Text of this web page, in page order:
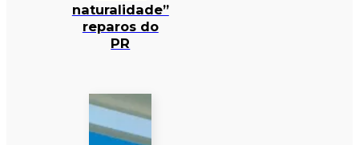
naturalidade”
reparos do
PR